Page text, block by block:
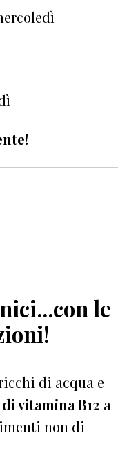
le
di acqua e
vitamina B12 a
non di